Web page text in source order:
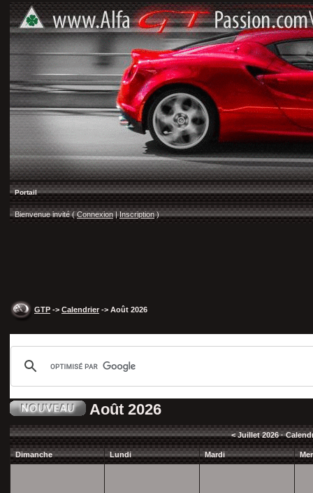
Portail
Bienvenue invité ( Connexion |Inscription)
GTP -> Calendrier -> Août 2026
Août 2026
<Juillet 2026·
Dimanche Lundi Mardi